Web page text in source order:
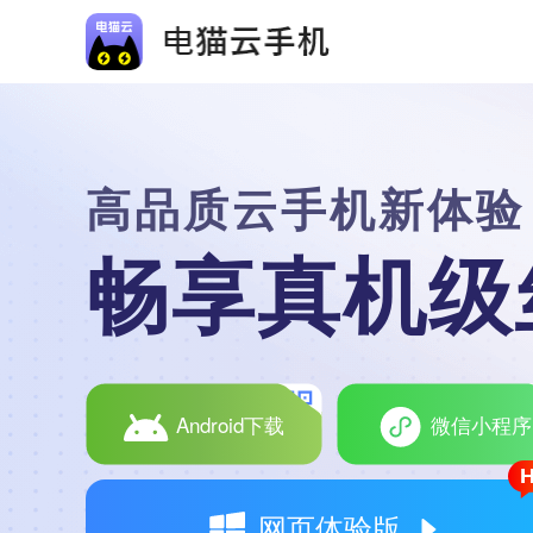
高品质云手机新体验
畅享真机
Android下载 微信小程序